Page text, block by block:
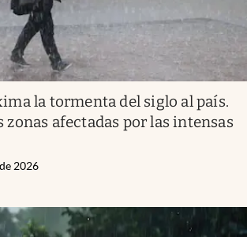
la tormenta del siglo al país.
zonas afectadas por las intensas
2026